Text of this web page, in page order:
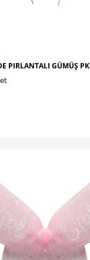
PIRLANTALI GÜMÜŞ